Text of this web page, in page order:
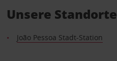
Unsere Standorte
João Pessoa Stadt-Station